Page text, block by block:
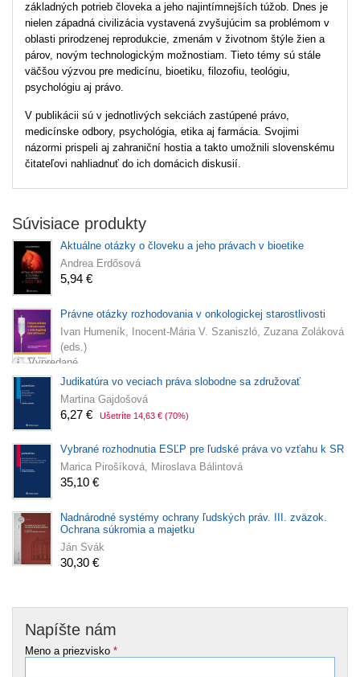
základných potrieb človeka a jeho najintímnejších túžob. Dnes je
nielen západná civilizácia vystavená zvyšujúcim sa problémom v
oblasti prirodzenej reprodukcie, zmenám v životnom štýle žien a
párov, novým technologickým možnostiam. Tieto témy sú stále
väčšou výzvou pre medicínu, bioetiku, filozofiu, teológiu,
psychológiu aj právo.
V publikácii sú v jednotlivých sekciách zastúpené právo,
medicínske odbory, psychológia, etika aj farmácia. Svojimi
názormi prispeli aj zahraniční hostia a takto umožnili slovenskému
čitateľovi nahliadnuť do ich domácich diskusií.
Súvisiace produkty
Aktuálne otázky o človeku a jeho právach v bioetike
Andrea Erdősová
5,94 €
Právne otázky rozhodovania v onkologickej starostlivosti
Ivan Humeník, Inocent-Mária V. Szaniszló, Zuzana Zoláková
(eds.)
Vypredané
Judikatúra vo veciach práva slobodne sa združovať
Martina Gajdošová
6,27 € Ušetríte 14,63 € (70%)
Vybrané rozhodnutia ESĽP pre ľudské práva vo vzťahu k SR
Marica Pirošíková, Miroslava Bálintová
35,10 €
Nadnárodné systémy ochrany ľudských práv. III. zväzok.
Ochrana súkromia a majetku
Ján Svák
30,30 €
Napíšte nám
Meno a priezvisko *